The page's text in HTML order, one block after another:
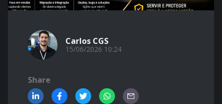
Carlos CGS
15/06/2026 10:24
Share